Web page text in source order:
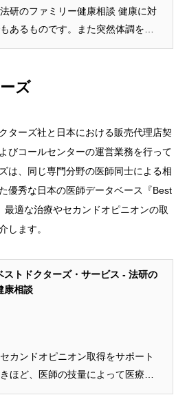
研のファミリー健康相談 健康に対
あるものです。また突然体調を崩
子供の様子がおかしい、というこ
ズ
ターズ社と日本における販売代理店契
びコールセンターの運営業務を行って
は、同じ専門分野の医師同士による相
優秀な日本の医師データベース『Best
適な治療やセカンドオピニオンの取
します。
ストドクターズ・サービス - 法研の
康相談
カンドオピニオン取得をサポート
ほど、医師の技量によって医療ミ
、医療費、生存率に差がでるた